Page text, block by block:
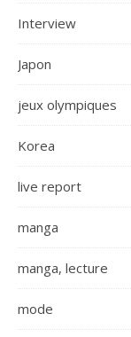
Interview
Japon
jeux olympiques
Korea
live report
manga
manga, lecture
mode